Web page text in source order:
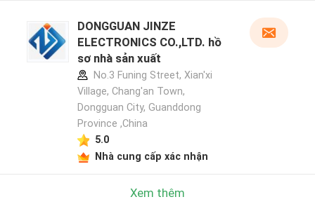
DONGGUAN JINZE
ELECTRONICS CO.,LTD. hồ
sơ nhà sản xuất
No.3 Funing Street, Xian'xi
Village, Chang'an Town,
Dongguan City, Guanddong
Province ,China
5.0
Nhà cung cấp xác nhận
Xem thêm